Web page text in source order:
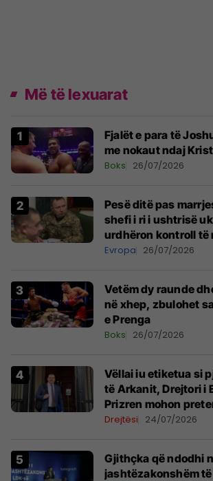
Më të lexuarat
Fjalët e para të
me nokaut ndaj
Boks 26/07/2026
Pesë ditë pas
shefi i ri i ushtrisë
urdhëron kontroll të
Evropa 26/07/2026
Vetëm dy raunde
në xhep, zbulohet
e Prenga
Boks 26/07/2026
Vëllai iu etiketua si
të Arkanit, Drejtori i
Prizren mohon
Drejtësi 24/07/2026
Gjithçka që ndodhi
jashtëzakonshëm